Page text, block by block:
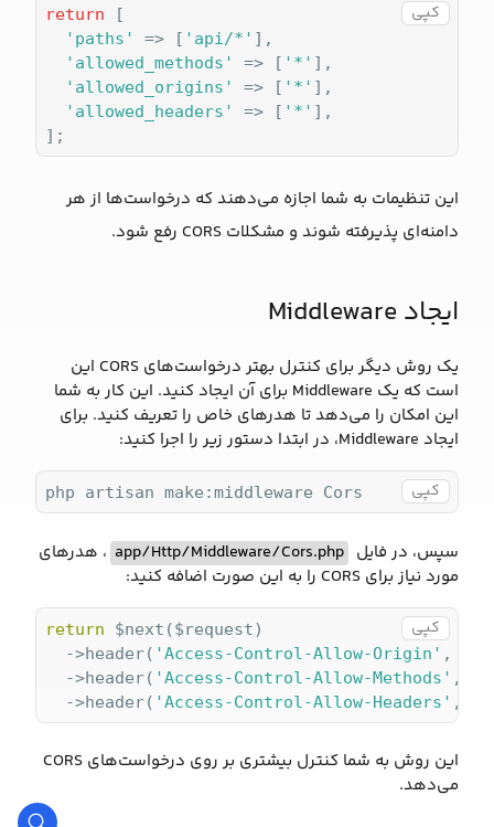
کپی return [
'paths'
=> [ 'api/*' ],
'allowed_methods'
=> [ '*' ],
'allowed_origins'
=> [ '*' ],
'allowed_headers'
=> [ '*' ],
این تنظیمات به شما اجازه می‌دهند که درخواست‌ها از هر
دامنه‌ای پذیرفته شوند و مشکلات CORS رفع شود.
ایجاد Middleware
یک روش دیگر برای کنترل بهتر درخواست‌های CORS این
است که یک Middleware برای آن ایجاد کنید. این کار به شما
این امکان را می‌دهد تا هدرهای خاص را تعریف کنید. برای
ایجاد Middleware، در ابتدا دستور زیر را اجرا کنید:
کپی php artisan make:middleware Cors
سپس، در فایل app/Http/Middleware/Cors.php ، هدرهای
مورد نیاز برای CORS را به این صورت اضافه کنید:
کپی return $next ($request)
  ->
header( 'Access-Control-Allow-Origin' ,
  ->
header( 'Access-Control-Allow-Methods' ,
  ->
header( 'Access-Control-Allow-Headers' ,
این روش به شما کنترل بیشتری بر روی درخواست‌های CORS
می‌دهد​.